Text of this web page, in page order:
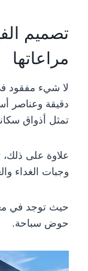
تصميم
مراعاتها
لا شيء مفقود
دقيقة وعناصر
تمثل أذواق
علاوة على ذلك،
وجبات الغداء
حيث توجد في
حوض سباحة.